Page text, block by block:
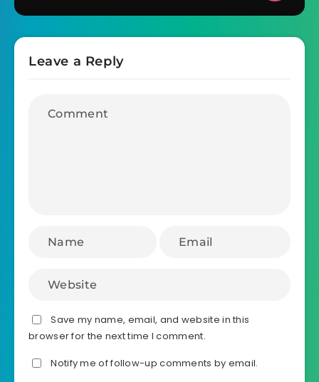
Leave a Reply
Save my name, email, and website in this
browser for the next time I comment.
Notify me of follow-up comments by email.